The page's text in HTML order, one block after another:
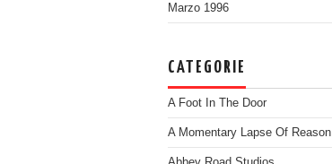
Marzo 1996
CATEGORIE
A Foot In The Door
A Momentary Lapse Of Reason